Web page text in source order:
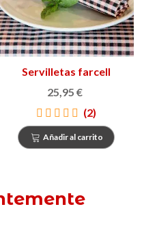
Servilletas farcell
25,95 €
(2)
Añadir al carrito